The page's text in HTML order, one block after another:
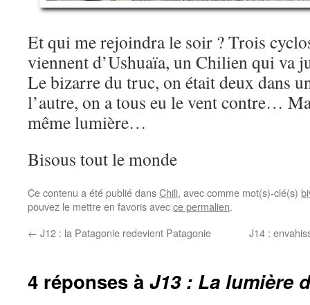
Et qui me rejoindra le soir ? Trois
viennent d’Ushuaïa, un Chilien qui va
Le bizarre du truc, on était deux dans
l’autre, on a tous eu le vent contre…
même lumière…
Bisous tout le monde
Ce contenu a été publié dansChili, avec comme mot(s)-clé(s)
pouvez le mettre en favoris avecce permalien.
← J12 : la Patagonie redevient Patagonie J14 :
4 réponses à J13 : La lumière